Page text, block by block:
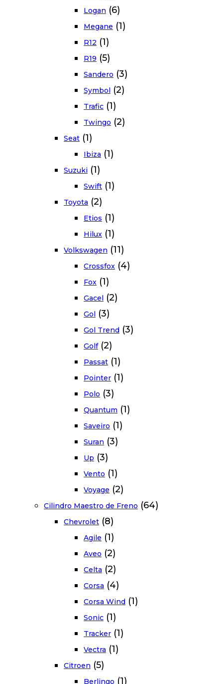
Logan (6)
Megane (1)
R12 (1)
R19 (5)
Sandero (3)
Symbol (2)
Trafic (1)
Twingo (2)
Seat (1)
Ibiza (1)
Suzuki (1)
Swift (1)
Toyota (2)
Etios (1)
Hilux (1)
Volkswagen (11)
Crossfox (4)
Fox (1)
Gacel (2)
Gol (3)
Gol Trend (3)
Golf (2)
Passat (1)
Pointer (1)
Polo (3)
Quantum (1)
Saveiro (1)
Suran (3)
Up (3)
Vento (1)
Voyage (2)
Cilindro Maestro de Freno (64)
Chevrolet (8)
Agile (1)
Aveo (2)
Celta (2)
Corsa (4)
Corsa Wind (1)
Sonic (1)
Tracker (1)
Vectra (1)
Citroen (5)
Berlingo (1)